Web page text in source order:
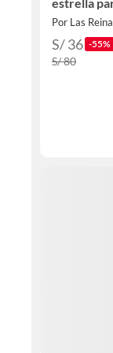
Por Las
S/ 36 -55%
S/ 80